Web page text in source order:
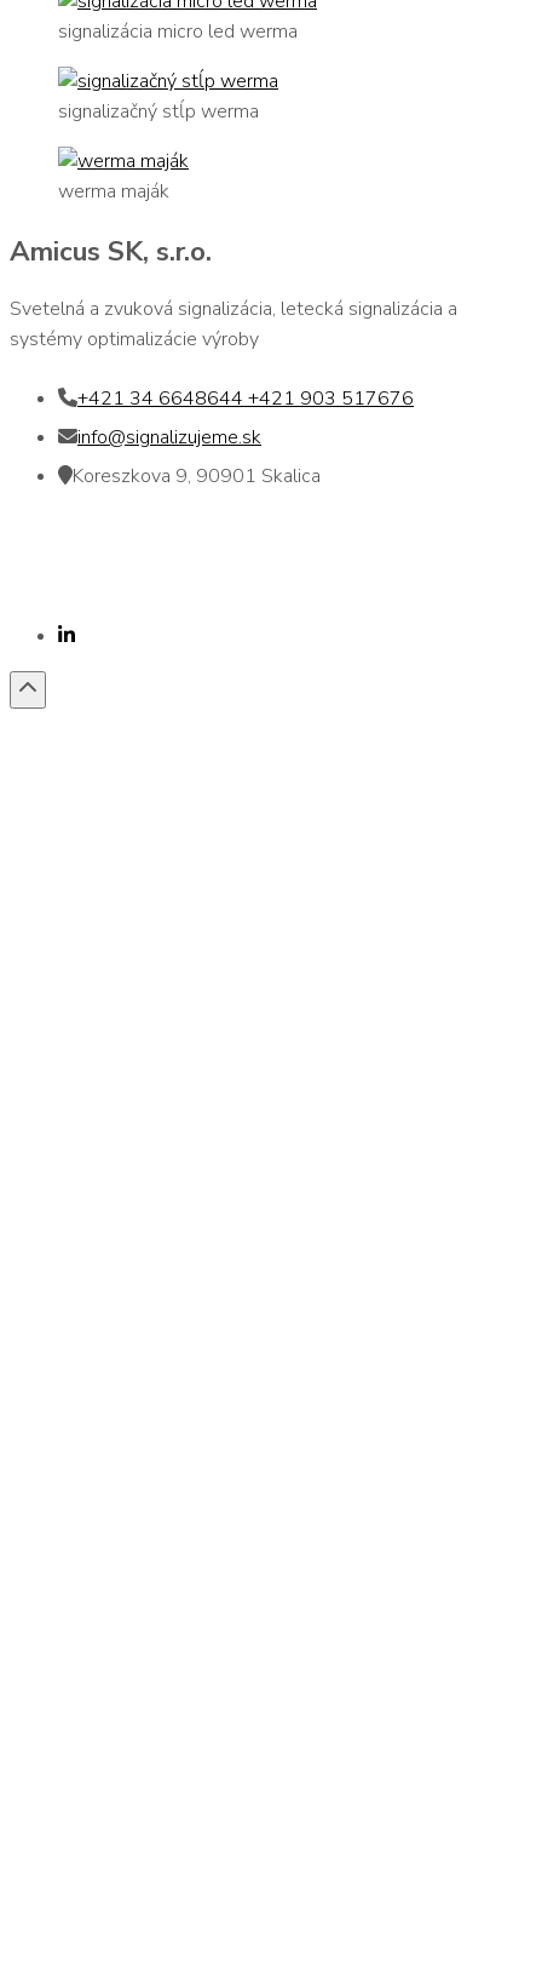
signalizácia micro led werma
signalizačný stĺp werma
werma maják
Amicus SK, s.r.o.
Svetelná a zvuková signalizácia, letecká signalizácia a
systémy optimalizácie výroby
+421 34 6648644 +421 903 517676
info@signalizujeme.sk
Koreszkova 9, 90901 Skalica